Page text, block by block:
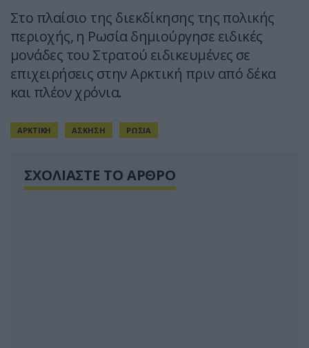
Στο πλαίσιο της διεκδίκησης της πολικής
περιοχής, η Ρωσία δημιούργησε ειδικές
μονάδες του Στρατού ειδικευμένες σε
επιχειρήσεις στην Αρκτική πριν από δέκα
και πλέον χρόνια.
ΑΡΚΤΙΚΗ ΑΣΚΗΣΗ ΡΩΣΙΑ
ΣΧΟΛΙΑΣΤΕ ΤΟ ΑΡΘΡΟ